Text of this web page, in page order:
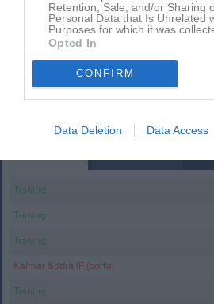
Retention, Sale, and/or Sharing
Personal Data that Is Unrelated
Purposes for which it was
Opted In
CONFIRM
Data Deletion Data Access
Inget album finns skapat
Träning
Träning
Träning
Kalmar Södra IF (borta)
Träning